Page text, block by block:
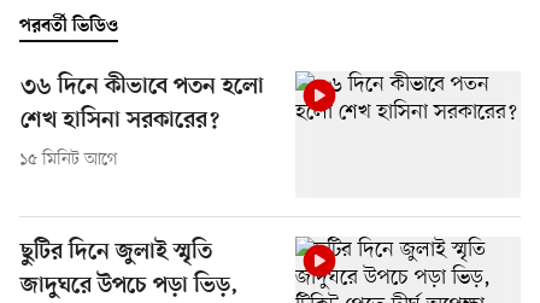
পরবর্তী ভিডিও
৩৬ দিনে কীভাবে পতন হলো
শেখ হাসিনা সরকারের?
১৫ মিনিট আগে
ছুটির দিনে জুলাই স্মৃতি
জাদুঘরে উপচে পড়া ভিড়,